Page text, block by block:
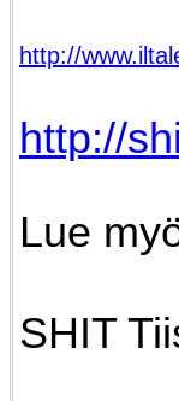
http://
http://
Lue
SHIT